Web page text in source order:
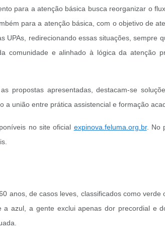
para a atenção básica busca reorganizar o
para a atenção básica, com o objetivo de
UPAs, redirecionando essas situações, sempre
comunidade e alinhado à lógica da atenção
propostas apresentadas, destacam-se
união entre prática assistencial e formação
no site oficial expinova.feluma.org.br. No
anos, de casos leves, classificados como verde
azul, a gente exclui apenas dor precordial e